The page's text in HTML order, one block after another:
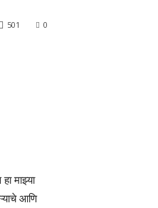
0
501
माझ्या
आणि